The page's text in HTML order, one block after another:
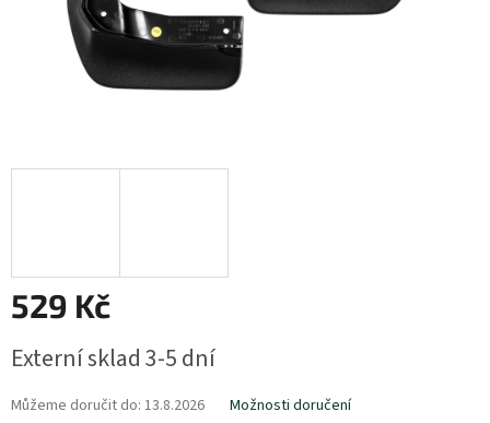
529 Kč
cena:
Externí sklad 3-5 dní
Můžeme doručit do: 13.8.2026 Možnosti doručení